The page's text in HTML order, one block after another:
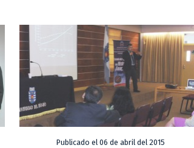
Publicado el 06 de abril del 2015